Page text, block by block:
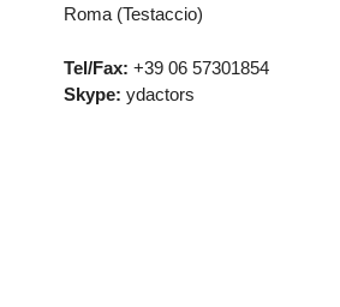
Roma (Testaccio)
Tel/Fax: +39 06 57301854
Skype: ydactors